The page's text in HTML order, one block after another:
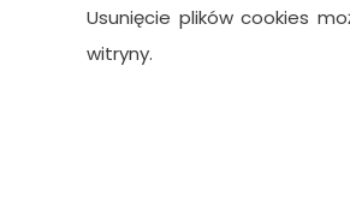
Usunięcie plików cookies
witryny.